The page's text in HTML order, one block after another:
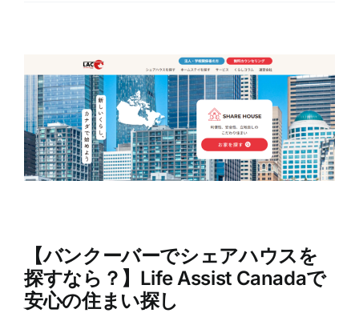
【バンクーバーでシェアハウスを
探すなら？】Life Assist Canadaで
安心の住まい探し